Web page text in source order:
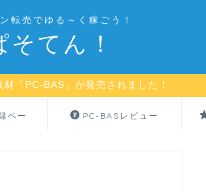
転売でゆる～く稼ごう！
そてん！
「PC-BAS」が発売されました！
ペー
PC-BASレビュー